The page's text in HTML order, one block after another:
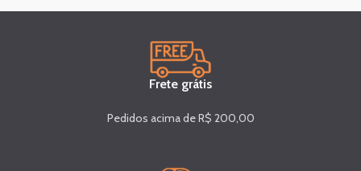
Frete grátis
Pedidos acima de R$ 200,00